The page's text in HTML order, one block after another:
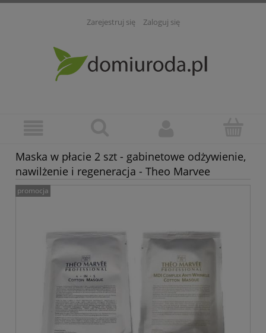
Zarejestruj się Zaloguj się
Maska w płacie 2 szt - gabinetowe odżywienie,
nawilżenie i regeneracja - Theo Marvee
promocja